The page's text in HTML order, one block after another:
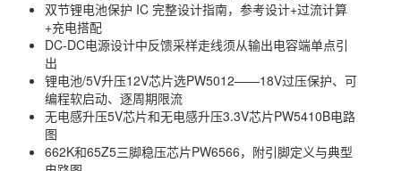
双节锂电池保护 IC 完整设计指南，参考设计+过流计算
+充电搭配
DC-DC电源设计中反馈采样走线须从输出电容端单点引
出
锂电池/5V升压12V芯片选PW5012——18V过压保护、可
编程软启动、逐周期限流
无电感升压5V芯片和无电感升压3.3V芯片PW5410B电路
图
662K和65Z5三脚稳压芯片PW6566，附引脚定义与典型